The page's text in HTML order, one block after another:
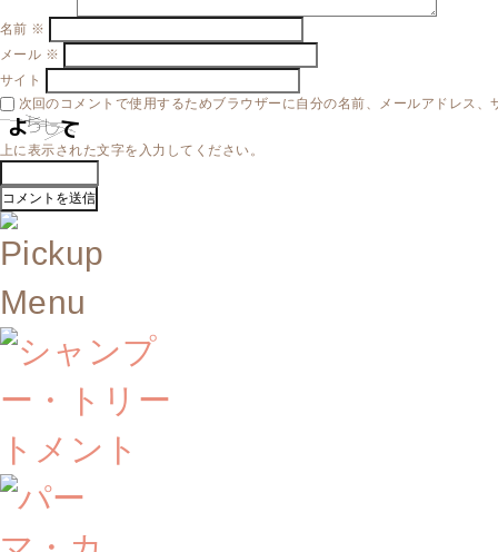
名前 ※
メール ※
サイト
次回のコメントで使用するためブラウザーに自分の名前、メールアドレス、
上に表示された文字を入力してください。